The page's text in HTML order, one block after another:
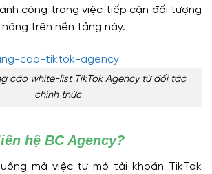
công trong việc tiếp cận đối tượng
trên nền tảng này.
cáo white-list TikTok Agency từ đối tác
chính thức
hệ BC Agency?
mà việc tự mở tài khoản TikTok